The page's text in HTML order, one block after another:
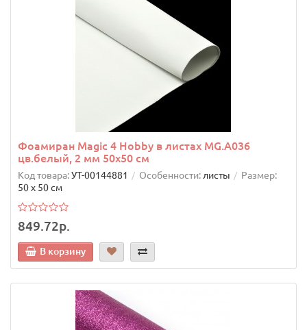
Фоамиран Magic 4 Hobby в листах MG.A036
цв.белый, 2 мм 50х50 см
Код товара:УТ-00144881 Особенности: листы
Размер:
50 х 50 см
849.72р.
В корзину